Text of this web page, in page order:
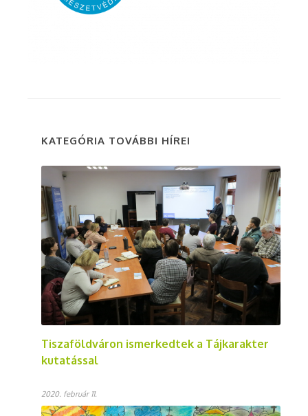
KATEGÓRIA TOVÁBBI HÍREI
Tiszaföldváron ismerkedtek a Tájkarakter
kutatással
2020. február 11.